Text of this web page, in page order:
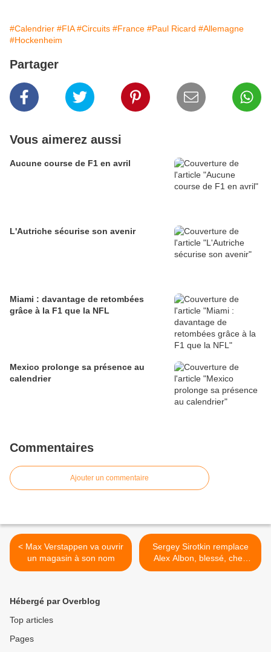
#Calendrier #FIA #Circuits #France #Paul Ricard #Allemagne
#Hockenheim
Partager
Vous aimerez aussi
Aucune course de F1 en avril
L'Autriche sécurise son avenir
Miami : davantage de retombées
grâce à la F1 que la NFL
Mexico prolonge sa présence au
calendrier
Commentaires
Ajouter un commentaire
< Max Verstappen va ouvrir
un magasin à son nom
Sergey Sirotkin remplace
Alex Albon, blessé, chez
ART à Bakou >
Hébergé par Overblog
Top articles
Pages